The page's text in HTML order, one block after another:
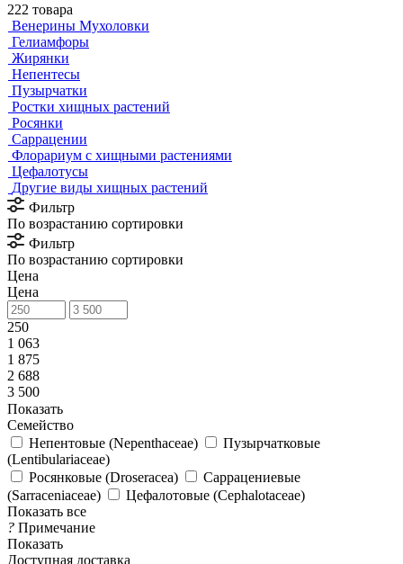
222 товара
Венерины Мухоловки
Гелиамфоры
Жирянки
Непентесы
Пузырчатки
Ростки хищных растений
Росянки
Саррацении
Флорариум с хищными растениями
Цефалотусы
Другие виды хищных растений
Фильтр
По возрастанию сортировки
Фильтр
По возрастанию сортировки
Цена
Цена
250
1 063
1 875
2 688
3 500
Показать
Семейство
Непентовые (Nepenthaceae)
Пузырчатковые
(Lentibulariaceae)
Росянковые (Droseracea)
Саррацениевые
(Sarraceniaceae)
Цефалотовые (Cephalotaceae)
Показать все
? Примечание
Показать
Доступная доставка